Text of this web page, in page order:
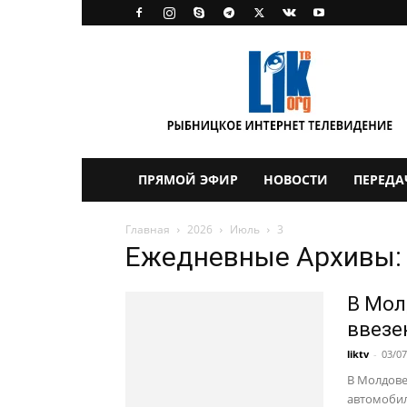
ПРЯМОЙ ЭФИР НОВОСТИ
Главная 2026 Июль 3
Ежедневные
В
liktv - 03/
В